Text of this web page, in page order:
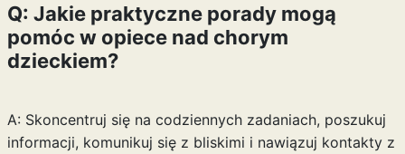
Q: Jakie praktyczne porady mogą
pomóc w opiece nad chorym
dzieckiem?
A: Skoncentruj się na codziennych zadaniach, poszukuj
informacji, komunikuj się z bliskimi i nawiązuj kontakty z